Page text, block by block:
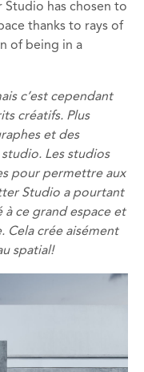
has chosen to
thanks to rays of
of being in a
c’est cependant
créatifs. Plus
et des
studio. Les studios
pour permettre aux
Studio a pourtant
ce grand espace et
Cela crée aisément
spatial!